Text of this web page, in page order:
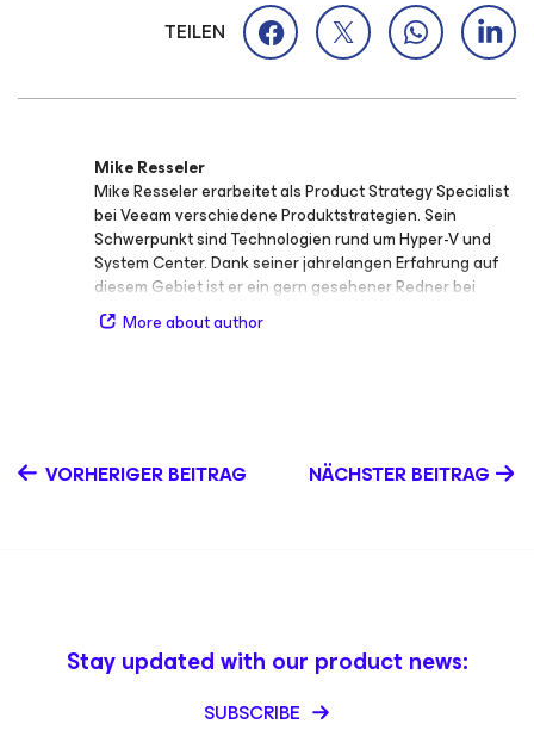
TEILEN
Mike Resseler
Mike Resseler erarbeitet als Product Strategy Specialist
bei Veeam verschiedene Produktstrategien. Sein
Schwerpunkt sind Technologien rund um Hyper-V und
System Center. Dank seiner jahrelangen Erfahrung auf
diesem Gebiet ist er ein gern gesehener Redner bei
Großveranstaltungen wie dem MMS, TechEd und den
TechDays. Außerdem wurde er 2010 mit dem MVP Award
Architekturen in Unternehmen und in deren
More about author
VORHERIGER BEITRAG NÄCHSTER BEITRAG
Stay updated with our product news:
SUBSCRIBE